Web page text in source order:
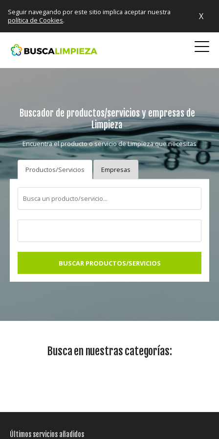
Seguir navegando por este sitio implica aceptar nuestra
política de Cookies. X
Buscador de productos/servicios y empresas de
Limpieza
Encuentra el producto o servicio de Limpieza que necesitas
Productos/Servicios Empresas
BUSCAR PRODUCTOS/SERVICIOS
Busca en nuestras categorías:
Últimos servicios añadidos